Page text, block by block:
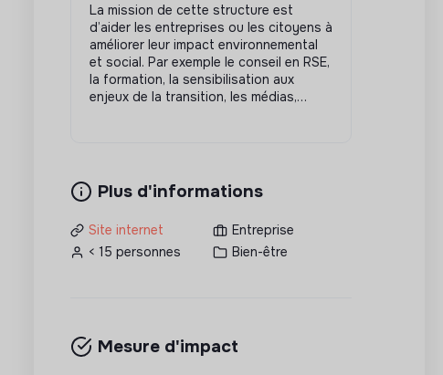
La mission de cette structure est
d’aider les entreprises ou les citoyens à
améliorer leur impact environnemental
et social. Par exemple le conseil en RSE,
la formation, la sensibilisation aux
enjeux de la transition, les médias,…
Plus d'informations
Site internet
Entreprise
< 15 personnes
Bien-être
Mesure d'impact